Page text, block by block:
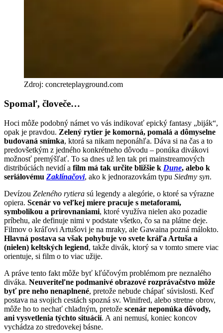
Zdroj: concreteplayground.com
Spomaľ, človeče…
Hoci môže podobný námet vo vás indikovať epický fantasy „biják“,
opak je pravdou. Zelený rytier je komorná, pomalá a dômyselne
budovaná snímka, ktorá sa nikam neponáhľa. Dáva si na čas a to
predovšetkým z jedného konkrétneho dôvodu – ponúka divákovi
možnosť premýšľať. To sa dnes už len tak pri mainstreamových
distribúciách nevidí a film má tak určite bližšie k Dune, alebo k
seriálovému Zaklínačovi, ako k jednorazovkám typu Siedmy syn.
Devízou Zeleného rytiera sú legendy a alegórie, o ktoré sa výrazne
opiera. Scenár vo veľkej miere pracuje s metaforami,
symbolikou a prirovnaniami, ktoré využíva nielen ako pozadie
príbehu, ale definuje nimi v podstate všetko, čo sa na plátne deje.
Filmov o kráľovi Artušovi je na mraky, ale Gawaina pozná málokto.
Hlavná postava sa však pohybuje vo svete kráľa Artuša a
(nielen) keltských legiend, takže divák, ktorý sa v tomto smere viac
orientuje, si film o to viac užije.
A práve tento fakt môže byť kľúčovým problémom pre neznalého
diváka. Neuveriteľne podmanivé obrazové rozprávačstvo môže
byť pre neho nenaplnené, pretože nebude chápať súvislosti. Keď
postava na svojich cestách spozná sv. Winifred, alebo stretne obrov,
môže ho to nechať chladným, pretože scenár neponúka dôvody,
ani vysvetlenia týchto situácií. A ani nemusí, koniec koncov
vychádza zo stredovekej básne.